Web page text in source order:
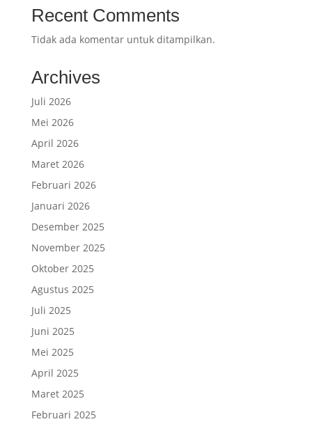
Recent Comments
Tidak ada komentar untuk ditampilkan.
Archives
Juli 2026
Mei 2026
April 2026
Maret 2026
Februari 2026
Januari 2026
Desember 2025
November 2025
Oktober 2025
Agustus 2025
Juli 2025
Juni 2025
Mei 2025
April 2025
Maret 2025
Februari 2025